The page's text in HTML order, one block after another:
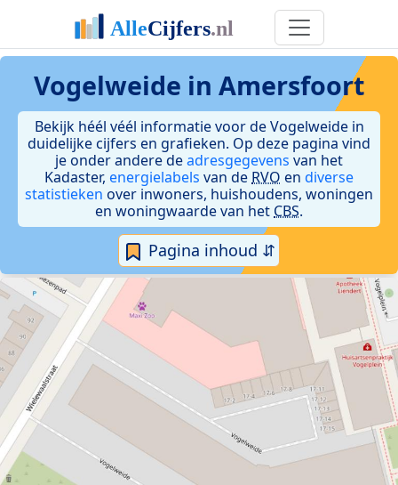
Vogelweide in Amersfoort
Bekijk héél véél informatie voor de Vogelweide in
duidelijke cijfers en grafieken. Op deze pagina vind
je onder andere deadresgegevens van het
Kadaster, energielabels van de RVO en diverse
statistieken over inwoners, huishoudens, woningen
en woningwaarde van het CBS.
Pagina inhoud ⇵